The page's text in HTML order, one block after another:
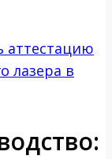
аттестацию
лазера в